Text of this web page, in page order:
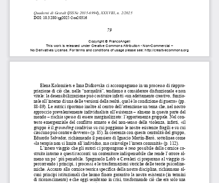
79
Quaderni di Gestalt (ISSNe 2035-6994), XXXVIII, n. 2/2025
DOI: 10.3280/qg2025-2oa20316
Copyright © FrancoAngeli
This work is released under Creative Commons Attribution - Non-Commercial –
No Derivatives License. For terms and conditions of usage please see: http://creativecommons.org
Elena Kolomiiets e Inna Didkovska ci accompagnano in un processo di riappro-
priazione di ciò che, nella “normalità”, tendiamo a considerare disfunzionale e non
vitale: la desensibilizzazione può costituire infatti «un adattamento creativo, funzio-
nale all’interno di una delle versioni della realtà, qual è la condizione di guerra» (pp.
88-89). Le autrici riportano inoltre al centro dell’attenzione un tema che, nel nostro
approccio prevalentemente individualista all’esistenza – almeno in questa parte del
mondo – rischia spesso di essere marginalizzato: l’appartenenza gruppale. Nel con-
testo  emergenziale  del  conflitto  armato  e  del  non-senso  della  violenza,  infatti,  «il
gruppo è il grounding condiviso su cui poggiamo le nostre esistenze fragili e su cui
ciascuno può contare davvero» (p. 85). In coerenza con questa centralità del gruppo,
Eduardo Salvador, richiamando il pensiero di Ignacio Martín-Baró, sottolinea come
«la terapia non si limita all’individuo, ma coinvolge l’intera comunità» (p. 112).
L’intero viaggio che gli autori ci propongono è reso possibile dalla cornice co-
struita intorno a questi racconti: un contenitore indispensabile che rende l’orrore al-
meno un po’ più pensabile. Spagnuolo Lobb e Cavaleri ci preparano al viaggio ri-
percorrendo i principi, i processi e le trasformazioni storiche delle teorie psicodina-
miche. Accanto alla cornice teorica specifica della nostra disciplina, richiamano al-
cuni principi istituzionali che hanno finora garantito la nostra esistenza (in termini
di riconoscimento) e che oggi sembrano in crisi, trasformando ciò che era solo una